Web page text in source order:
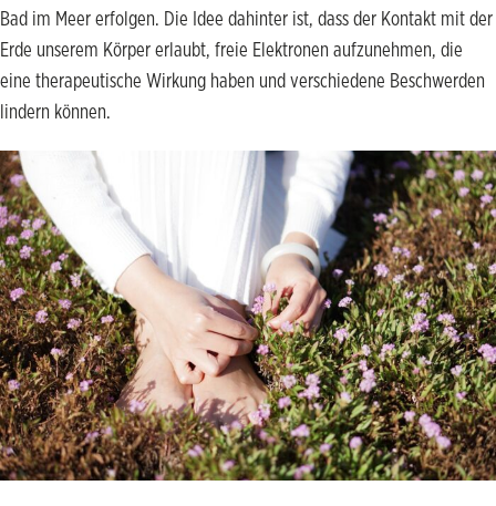
Bad im Meer erfolgen. Die Idee dahinter ist, dass der Kontakt mit der
Erde unserem Körper erlaubt, freie Elektronen aufzunehmen, die
eine therapeutische Wirkung haben und verschiedene Beschwerden
lindern können.